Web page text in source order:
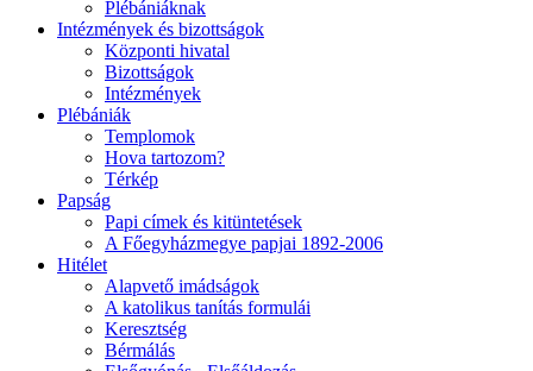
Plébániáknak
Intézmények és bizottságok
Központi hivatal
Bizottságok
Intézmények
Plébániák
Templomok
Hova tartozom?
Térkép
Papság
Papi címek és kitüntetések
A Főegyházmegye papjai 1892-2006
Hitélet
Alapvető imádságok
A katolikus tanítás formulái
Keresztség
Bérmálás